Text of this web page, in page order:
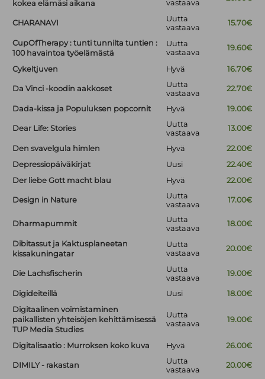
kokea elämäsi aikana vastaava
CHARANAVI
Uutta
vastaava
15.70€
CupOfTherapy : tunti tunnilta tuntien :
100 havaintoa työelämästä
Uutta
vastaava
19.60€
Cykeltjuven Hyvä 16.70€
Da Vinci -koodin aakkoset
Uutta
vastaava
22.70€
Dada-kissa ja Populuksen popcornit Hyvä 19.00€
Dear Life: Stories
Uutta
vastaava
13.00€
Den svavelgula himlen Hyvä
22.00€
Depressiopäiväkirjat
Uusi
22.40€
Der liebe Gott macht blau
Hyvä 22.00€
Design in Nature
Uutta
vastaava
17.00€
Dharmapummit
Uutta
vastaava
18.00€
Dibitassut ja Kaktusplaneetan
kissakuningatar
Uutta
vastaava
20.00€
Die Lachsfischerin
Uutta
vastaava
19.00€
Digideiteillä Uusi
18.00€
Digitaalinen voimistaminen
paikallisten yhteisöjen kehittämisessä
TUP Media Studies
Uutta
vastaava
19.00€
Digitalisaatio : Murroksen koko kuva Hyvä 26.00€
DIMILY - rakastan
Uutta
vastaava
20.00€